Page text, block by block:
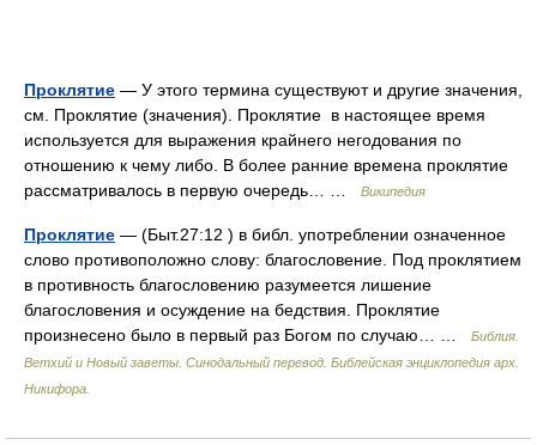
Проклятие — У этого термина существуют и другие значения,
см. Проклятие (значения). Проклятие в настоящее время
используется для выражения крайнего негодования по
отношению к чему либо. В более ранние времена проклятие
рассматривалось в первую очередь… …
Википедия
Проклятие — (Быт.27:12 ) в библ. употреблении означенное
слово противоположно слову: благословение. Под проклятием
в противность благословению разумеется лишение
благословения и осуждение на бедствия. Проклятие
произнесено было в первый раз Богом по случаю… …
Библия.
Ветхий и Новый заветы. Синодальный перевод. Библейская энциклопедия арх.
Никифора.